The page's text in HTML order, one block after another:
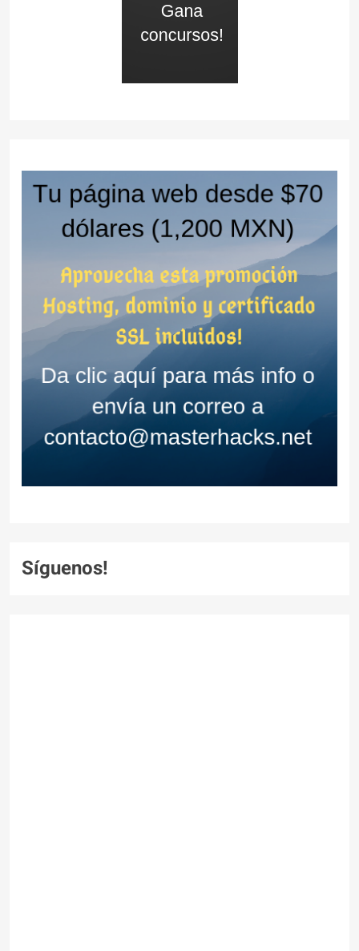
Síguenos!